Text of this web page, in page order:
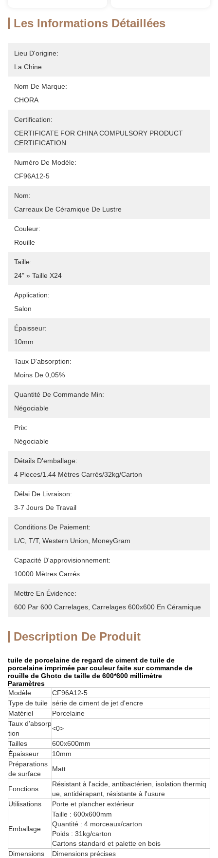
Les Informations Détaillées
Lieu D'origine:
La Chine
Nom De Marque:
CHORA
Certification:
CERTIFICATE FOR CHINA COMPULSORY PRODUCT
CERTIFICATION
Numéro De Modèle:
CF96A12-5
Nom:
Carreaux De Céramique De Lustre
Couleur:
Rouille
Taille:
24" » Taille X24
Application:
Salon
Épaisseur:
10mm
Taux D'absorption:
Moins De 0,05%
Quantité De Commande Min:
Négociable
Prix:
Négociable
Détails D'emballage:
4 Pieces/1.44 Mètres Carrés/32kg/carton
Délai De Livraison:
3-7 Jours De Travail
Conditions De Paiement:
L/C, T/T, Western Union, MoneyGram
Capacité D'approvisionnement:
10000 Mètres Carrés
Mettre En Évidence:
600 Par 600 Carrelages Carrelages 600x600 En Céramique
Description De Produit
tuile de porcelaine de regard de ciment de tuile de
porcelaine imprimée par couleur faite sur commande de
rouille de Ghoto de taille de 600*600 millimètre
Paramètres
Modèle
CF96A12-5
Type de tuile série de ciment de jet d'encre
Matériel
Porcelaine
Taux d'absorp
tion
<0>
Tailles
600x600mm
Épaisseur
10mm
Préparations
de surface
Matt
Fonctions
Résistant à l'acide, antibactérien, isolation thermiq
ue, antidérapant, résistante à l'usure
Utilisations
Porte et plancher extérieur
Emballage
Taille : 600x600mm
Quantité : 4 morceaux/carton
Poids : 31kg/carton
Cartons standard et palette en bois
Dimensions
Dimensions précises